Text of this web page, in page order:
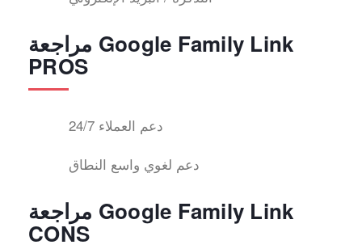
مراجعة Google Family Link
PROS
24/7 دعم العملاء
دعم لغوي واسع النطاق
مراجعة Google Family Link
CONS